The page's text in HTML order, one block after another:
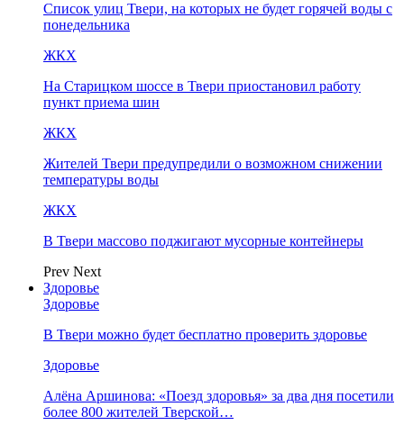
Список улиц Твери, на которых не будет горячей воды с
понедельника
ЖКХ
На Старицком шоссе в Твери приостановил работу
пункт приема шин
ЖКХ
Жителей Твери предупредили о возможном снижении
температуры воды
ЖКХ
В Твери массово поджигают мусорные контейнеры
Prev Next
Здоровье
Здоровье
В Твери можно будет бесплатно проверить здоровье
Здоровье
Алёна Аршинова: «Поезд здоровья» за два дня посетили
более 800 жителей Тверской…